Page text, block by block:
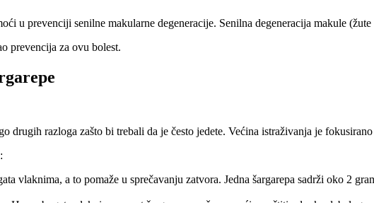
u prevenciji senilne makularne degeneracije. Senilna degeneracija makule
prevencija za ovu bolest.
drugih razloga zašto bi trebali da je često jedete. Većina istraživanja je
vlaknima, a to pomaže u sprečavanju zatvora. Jedna šargarepa sadrži oko 2